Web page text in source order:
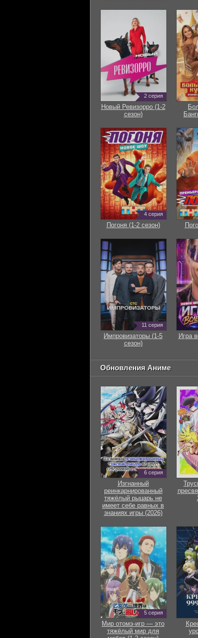
2 серия
Новый Ревизорро (1-2
сезон)
4 серия
Погоня (1-2 сезон)
11 серия
Импровизаторы (1-5
сезон)
Игра
Обновления Аниме
6 серия
Изгнанный
реинкарнированный
тяжёлый рыцарь не
имеет себе равных в
знаниях игры (2026)
5 серия
Мир отомэ-игр — это
тяжёлый мир для